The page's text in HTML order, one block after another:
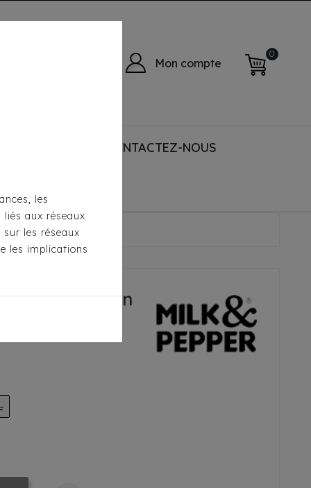
Mon compte
0
CONTACTEZ-NOUS
- Devon
les
aux réseaux
les réseaux
les implications